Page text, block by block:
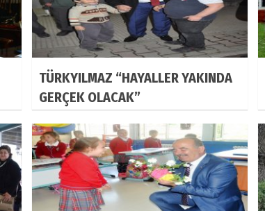
TÜRKYILMAZ “HAYALLER YAKINDA
GERÇEK OLACAK”